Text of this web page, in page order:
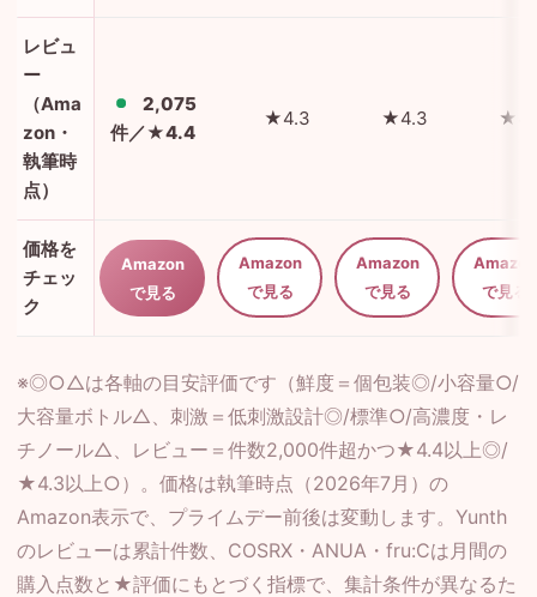
レビュ
ー
（Ama
zon・
執筆時
点）
2,075
件／★4.4
★4.3 ★4.3
価格を
チェッ
ク
Amazon
で見る
Amazon
で見る
Amazon
で見る
Amazon
で見る
※◎○△は各軸の目安評価です（鮮度＝個包装◎/小容量○/
大容量ボトル△、刺激＝低刺激設計◎/標準○/高濃度・レ
チノール△、レビュー＝件数2,000件超かつ★4.4以上◎/
★4.3以上○）。価格は執筆時点（2026年7月）の
Amazon表示で、プライムデー前後は変動します。Yunth
のレビューは累計件数、COSRX・ANUA・fru:Cは月間の
購入点数と★評価にもとづく指標で、集計条件が異なるた